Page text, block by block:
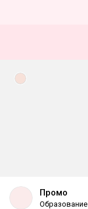
Промо
Образование